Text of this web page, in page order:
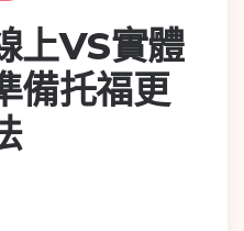
上VS實體
備托福更